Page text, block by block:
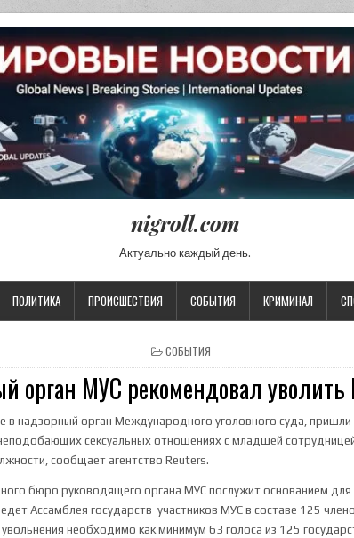
nigroll.com
Актуально каждый день.
ПОЛИТИКА ПРОИСШЕСТВИЯ СОБЫТИЯ КРИМИНАЛ
POSTED IN
СОБЫТИЯ
орган МУС рекомендовал
надзорный орган Международного уголовного суда, пришли
сексуальных отношениях с младшей
сообщает агентство Reuters.
бюро руководящего органа МУС послужит основанием для
Ассамблея государств-участников МУС в составе 125
необходимо как минимум 63 голоса из 125